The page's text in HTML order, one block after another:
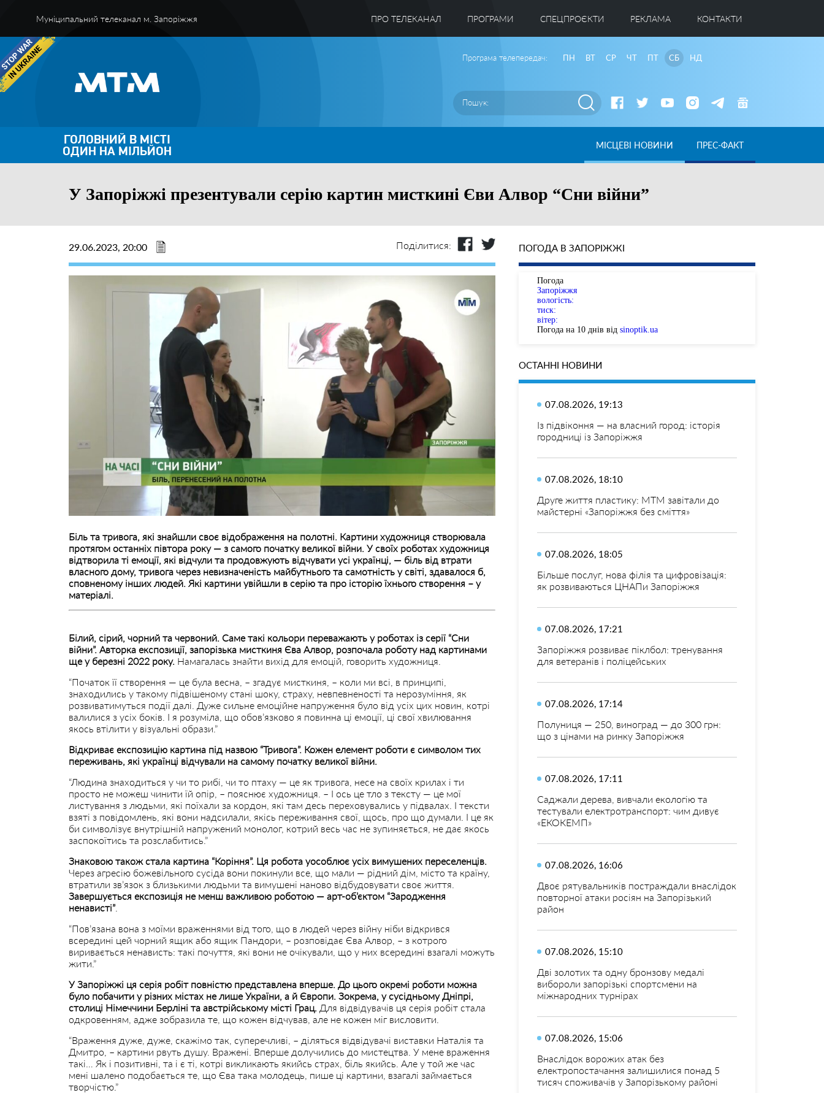
Муніципальний телеканал м. Запоріжжя ПРО ТЕЛЕКАНАЛ ПРОГРАМИ CПЕЦПРОЄКТИ РЕКЛАМА КОНТАКТИ
Програма телепередач: ПН ВТ СР ЧТ ПТ СБ НД
ГОЛОВНИЙ В МІСТІ
ОДИН НА МІЛЬЙОН МІСЦЕВІ НОВИНИ ПРЕС-ФАКТ
У Запоріжжі презентували серію картин мисткині Єви Алвор “Сни війни”
29.06.2023, 20:00 Поділитися:
Біль та тривога, які знайшли своє відображення на полотні. Картини художниця створювала
протягом останніх півтора року — з самого початку великої війни. У своїх роботах художниця
відтворила ті емоції, які відчули та продовжують відчувати усі українці, — біль від втрати
власного дому, тривога через невизначеність майбутнього та самотність у світі, здавалося б,
сповненому інших людей. Які картини увійшли в серію та про історію їхнього створення – у
матеріалі.
Білий, сірий, чорний та червоний. Саме такі кольори переважають у роботах із серії “Сни
війни”. Авторка експозиції, запорізька мисткиня Єва Алвор, розпочала роботу над картинами
ще у березні 2022 року. Намагалась знайти вихід для емоцій, говорить художниця.
“Початок її створення — це була весна, – згадує мисткиня, – коли ми всі, в принципі,
знаходились у такому підвішеному стані шоку, страху, невпевненості та нерозуміння, як
розвиватимуться події далі. Дуже сильне емоційне напруження було від усіх цих новин, котрі
валилися з усіх боків. І я розуміла, що обов’язково я повинна ці емоції, ці свої хвилювання
якось втілити у візуальні образи.”
Відкриває експозицію картина під назвою “Тривога”. Кожен елемент роботи є символом тих
переживань, які українці відчували на самому початку великої війни.
“Людина знаходиться у чи то рибі, чи то птаху — це як тривога, несе на своїх крилах і ти
просто не можеш чинити їй опір, – пояснює художниця. – І ось це тло з тексту — це мої
листування з людьми, які поїхали за кордон, які там десь переховувались у підвалах. І тексти
взяті з повідомлень, які вони надсилали, якісь переживання свої, щось, про що думали. І це як
би символізує внутрішній напружений монолог, котрий весь час не зупиняється, не дає якось
заспокоїтись та розслабитись.”
Знаковою також стала картина “Коріння”. Ця робота уособлює усіх вимушених переселенців.
Через агресію божевільного сусіда вони покинули все, що мали — рідний дім, місто та країну,
втратили зв’язок з близькими людьми та вимушені наново відбудовувати своє життя.
Завершується експозиція не менш важливою роботою — арт-об’єктом “Зародження
ненависті”.
“Пов’язана вона з моїми враженнями від того, що в людей через війну ніби відкрився
всередині цей чорний ящик або ящик Пандори, – розповідає Єва Алвор, – з котрого
виривається ненависть: такі почуття, які вони не очікували, що у них всередині взагалі можуть
жити.”
У Запоріжжі ця серія робіт повністю представлена вперше. До цього окремі роботи можна
було побачити у різних містах не лише України, а й Європи. Зокрема, у сусідньому Дніпрі,
столиці Німеччини Берліні та австрійському місті Грац. Для відвідувачів ця серія робіт стала
одкровенням, адже зобразила те, що кожен відчував, але не кожен міг висловити.
“Враження дуже, дуже, скажімо так, суперечливі, – діляться відвідувачі виставки Наталія та
Дмитро, – картини рвуть душу. Вражені. Вперше долучились до мистецтва. У мене враження
такі… Як і позитивні, та і є ті, котрі викликають якийсь страх, біль якийсь. Але у той же час
мені шалено подобається те, що Єва така молодець, пише ці картини, взагалі займається
творчістю.”
ПОГОДА В ЗАПОРІЖЖІ
Погода
Запоріжжя
вологість:
тиск:
вітер:
Погода на 10 днів від sinoptik.ua
ОСТАННІ НОВИНИ
07.08.2026, 19:13
Із підвіконня — на власний город: історія
городниці із Запоріжжя
07.08.2026, 18:10
Друге життя пластику: МТМ завітали до
майстерні «Запоріжжя без сміття»
07.08.2026, 18:05
Більше послуг, нова філія та цифровізація:
як розвиваються ЦНАПи Запоріжжя
07.08.2026, 17:21
Запоріжжя розвиває піклбол: тренування
для ветеранів і поліцейських
07.08.2026, 17:14
Полуниця — 250, виноград — до 300 грн:
що з цінами на ринку Запоріжжя
07.08.2026, 17:11
Саджали дерева, вивчали екологію та
тестували електротранспорт: чим дивує
«ЕКОКЕМП»
07.08.2026, 16:06
Двоє рятувальників постраждали внаслідок
повторної атаки росіян на Запорізький
район
07.08.2026, 15:10
Дві золотих та одну бронзову медалі
вибороли запорізькі спортсмени на
міжнародних турнірах
07.08.2026, 15:06
Внаслідок ворожих атак без
електропостачання залишилися понад 5
тисяч споживачів у Запорізькому районі